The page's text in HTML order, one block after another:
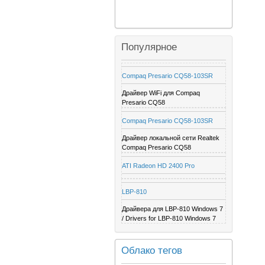
Популярное
Compaq Presario CQ58-103SR
Драйвер WiFi для Compaq
Presario CQ58
Compaq Presario CQ58-103SR
Драйвер локальной сети Realtek
Compaq Presario CQ58
ATI Radeon HD 2400 Pro
LBP-810
Драйвера для LBP-810 Windows 7
/ Drivers for LBP-810 Windows 7
Облако тегов